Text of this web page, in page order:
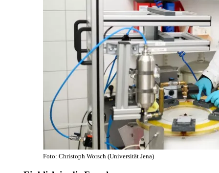
Foto: Christoph Worsch (Universität Jena)